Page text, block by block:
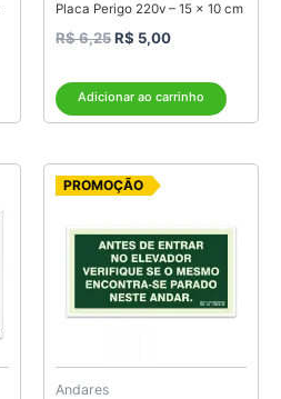
Placa Perigo 220v – 15 x 10 cm
R$6,25R$ 5,00
Adicionar ao carrinho
PROMOÇÃO
Andares
O
preço
era:
R$ 5,05.
é:
R$ 4,05.